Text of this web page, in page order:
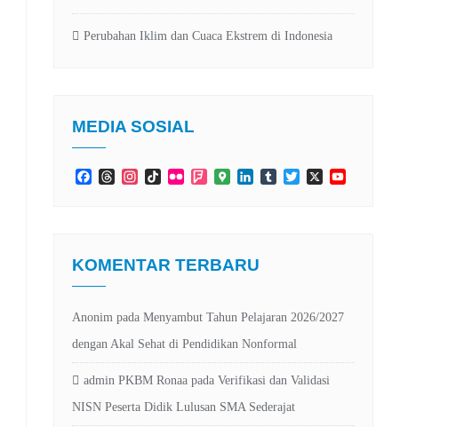
Perubahan Iklim dan Cuaca Ekstrem di Indonesia
MEDIA SOSIAL
FacebookThreadsInstagramTikTokFlickr Foursquare
GoogleLinkedInTumblrTwitter
X
KOMENTAR TERBARU
Anonim pada Menyambut Tahun Pelajaran 2026/2027
dengan Akal Sehat di Pendidikan Nonformal
admin PKBM Ronaa pada Verifikasi dan Validasi
NISN Peserta Didik Lulusan SMA Sederajat